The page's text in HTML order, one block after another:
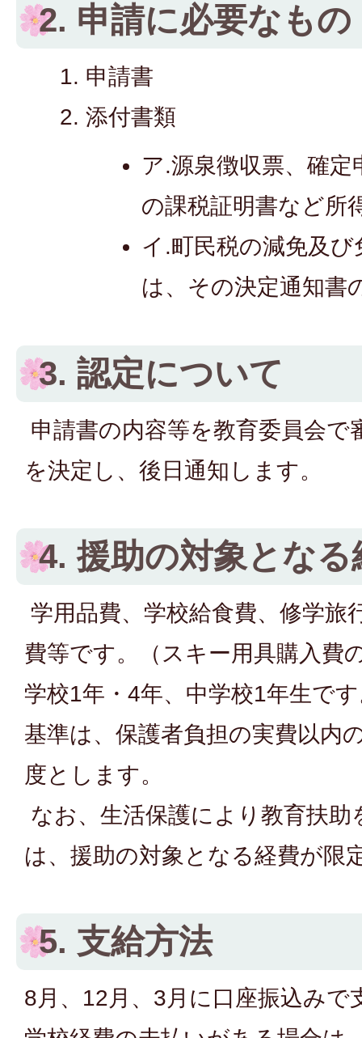
2. 申請に必要なもの
申請書
添付書類
ア.源泉徴収票、確
の課税証明書など所
イ.町民税の減免及
は、その決定通知書
3. 認定について
申請書の内容等を教育委員会で
を決定し、後日通知します。
4. 援助の対象となる
学用品費、学校給食費、修学旅
費等です。（スキー用具購入費
学校1年・4年、中学校1年生で
基準は、保護者負担の実費以内
度とします。
なお、生活保護により教育扶助
は、援助の対象となる経費が限
5. 支給方法
8月、12月、3月に口座振込みで